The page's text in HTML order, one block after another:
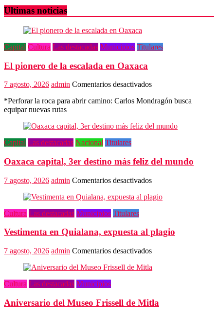
Ultimas noticias
Capital Cultura Las destacadas Municipios Titulares
El pionero de la escalada en Oaxaca
7 agosto, 2026 admin Comentarios desactivadosen
pionero
escalada
*Perforar la roca para abrir camino: Carlos Mondragón busca
equipar nuevas rutas
Capital Las destacadas Nacional Titulares
Oaxaca capital, 3er destino más feliz del mundo
7 agosto, 2026 admin Comentarios desactivadosen
capital,
feliz
mundo
Cultura Las destacadas Municipios Titulares
Vestimenta en Quialana, expuesta al plagio
7 agosto, 2026 admin Comentarios desactivadosen
en
plagio
Cultura Las destacadas Municipios
Aniversario del Museo Frissell de Mitla